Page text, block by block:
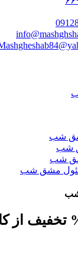
شب
شب
شب
مشق شب
شب